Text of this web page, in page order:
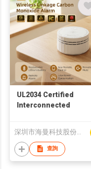
UL2034 Certified
Interconnected
Wireless Linkage for
Whole House
Protection
深圳市海曼科技股份有限公司
查詢